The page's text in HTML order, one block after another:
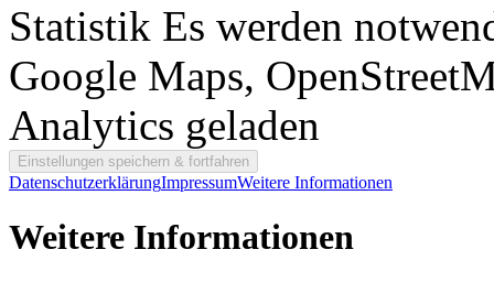
Statistik Es werden
Google Maps,
Analytics geladen
DatenschutzerklärungImpressumWeitere Informationen
Weitere Informationen